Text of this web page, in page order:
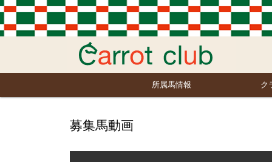
所属馬情報 ク
募集馬動画